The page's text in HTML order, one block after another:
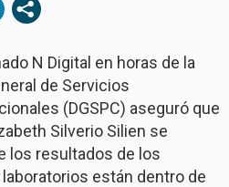
N Digital en horas de la
de Servicios
(DGSPC) aseguró que
Silverio Silien se
los resultados de los
están dentro de